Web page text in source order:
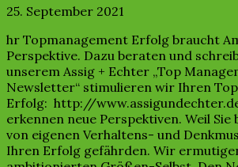
25. September 2021
hr Topmanagement Erfolg braucht
Perspektive. Dazu beraten und
unserem Assig + Echter „Top
Newsletter“ stimulieren wir Ihren
Erfolg: http://
erkennen neue Perspektiven. Weil Sie
von eigenen Verhaltens- und
Ihren Erfolg gefährden. Wir